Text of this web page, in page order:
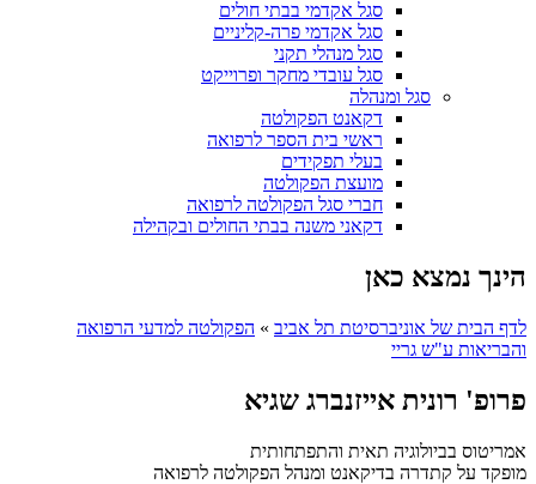
סגל אקדמי בבתי חולים
סגל אקדמי פרה-קליניים
סגל מנהלי תקני
סגל עובדי מחקר ופרוייקט
סגל ומנהלה
דקאנט הפקולטה
ראשי בית הספר לרפואה
בעלי תפקידים
מועצת הפקולטה
חברי סגל הפקולטה לרפואה
דקאני משנה בבתי החולים ובקהילה
הינך נמצא כאן
לדף הבית של אוניברסיטת תל אביב » הפקולטה למדעי הרפואה
והבריאות ע"ש גריי
פרופ' רונית אייזנברג שגיא
אמריטוס בביולוגיה תאית והתפתחותית
מופקד על קתדרה בדיקאנט ומנהל הפקולטה לרפואה